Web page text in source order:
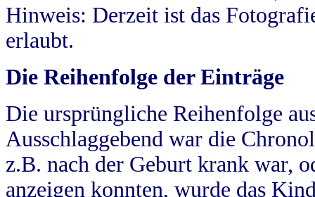
Hinweis: Derzeit ist das
erlaubt.
Die Reihenfolge der Einträge
Die ursprüngliche Reihenfolge
Ausschlaggebend war die
z.B. nach der Geburt krank war,
anzeigen konnten, wurde das